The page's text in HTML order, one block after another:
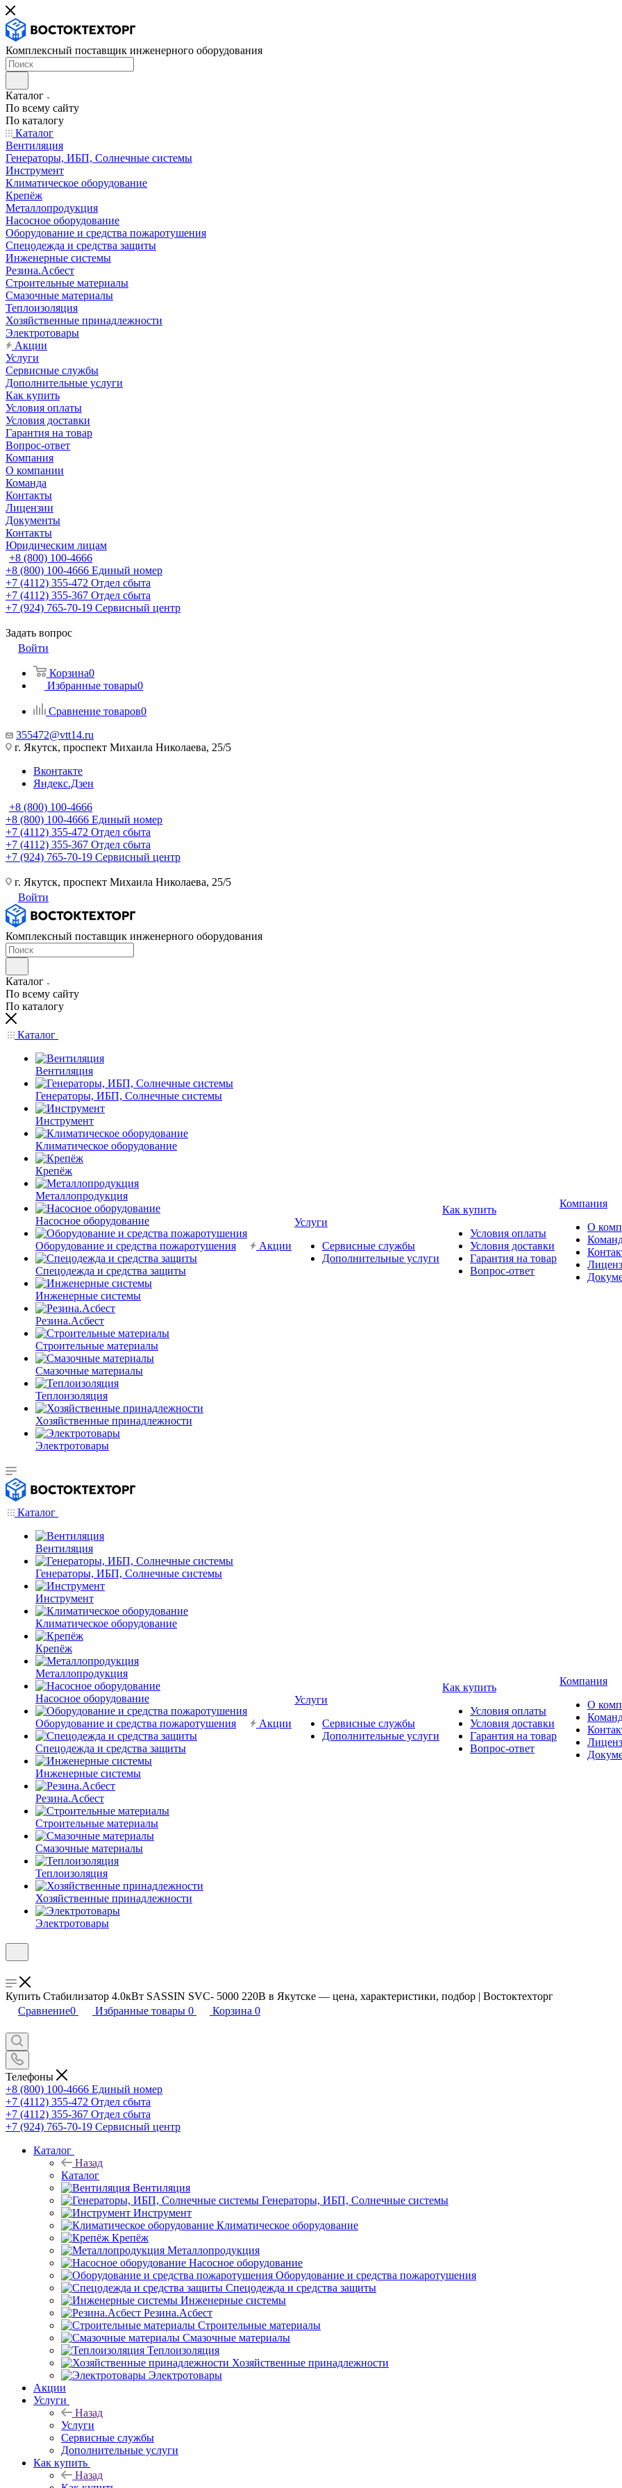
Комплексный поставщик инженерного оборудования
Каталог
По всему сайту
По каталогу
Каталог
Вентиляция
Генераторы, ИБП, Солнечные системы
Инструмент
Климатическое оборудование
Крепёж
Металлопродукция
Насосное оборудование
Оборудование и средства пожаротушения
Спецодежда и средства защиты
Инженерные системы
Резина.Асбест
Строительные материалы
Смазочные материалы
Теплоизоляция
Хозяйственные принадлежности
Электротовары
Акции
Услуги
Сервисные службы
Дополнительные услуги
Как купить
Условия оплаты
Условия доставки
Гарантия на товар
Вопрос-ответ
Компания
О компании
Команда
Контакты
Лицензии
Документы
Контакты
Юридическим лицам
+8 (800) 100-4666
+8 (800) 100-4666 Единый номер
+7 (4112) 355-472 Отдел сбыта
+7 (4112) 355-367 Отдел сбыта
+7 (924) 765-70-19 Сервисный центр
Задать вопрос
Войти
Корзина0
Избранные товары0
Сравнение товаров0
355472@vtt14.ru
г. Якутск, проспект Михаила Николаева, 25/5
Вконтакте
Яндекс.Дзен
+8 (800) 100-4666
+8 (800) 100-4666 Единый номер
+7 (4112) 355-472 Отдел сбыта
+7 (4112) 355-367 Отдел сбыта
+7 (924) 765-70-19 Сервисный центр
г. Якутск, проспект Михаила Николаева, 25/5
Войти
Комплексный поставщик инженерного оборудования
Каталог
По всему сайту
По каталогу
Каталог
Вентиляция
Генераторы, ИБП, Солнечные системы
Инструмент
Климатическое оборудование
Крепёж
Металлопродукция
Насосное оборудование
Оборудование и средства пожаротушения
Спецодежда и средства защиты
Инженерные системы
Резина.Асбест
Строительные материалы
Смазочные материалы
Теплоизоляция
Хозяйственные принадлежности
Электротовары
Акции
Услуги
Сервисные службы
Дополнительные услуги
Как купить
Условия оплаты
Условия доставки
Гарантия на товар
Вопрос-ответ
Компания
О
Каталог
Вентиляция
Генераторы, ИБП, Солнечные системы
Инструмент
Климатическое оборудование
Крепёж
Металлопродукция
Насосное оборудование
Оборудование и средства пожаротушения
Спецодежда и средства защиты
Инженерные системы
Резина.Асбест
Строительные материалы
Смазочные материалы
Теплоизоляция
Хозяйственные принадлежности
Электротовары
Акции
Услуги
Сервисные службы
Дополнительные услуги
Как купить
Условия оплаты
Условия доставки
Гарантия на товар
Вопрос-ответ
Компания
О
Купить Стабилизатор 4.0кВт SASSIN SVC- 5000 220В в Якутске — цена, характеристики, подбор | Востоктехторг
Сравнение0 Избранные товары 0 Корзина 0
Телефоны
+8 (800) 100-4666 Единый номер
+7 (4112) 355-472 Отдел сбыта
+7 (4112) 355-367 Отдел сбыта
+7 (924) 765-70-19 Сервисный центр
Каталог
Назад
Каталог
Вентиляция
Генераторы, ИБП, Солнечные системы
Инструмент
Климатическое оборудование
Крепёж
Металлопродукция
Насосное оборудование
Оборудование и средства пожаротушения
Спецодежда и средства защиты
Инженерные системы
Резина.Асбест
Строительные материалы
Смазочные материалы
Теплоизоляция
Хозяйственные принадлежности
Электротовары
Акции
Услуги
Назад
Услуги
Сервисные службы
Дополнительные услуги
Как купить
Назад